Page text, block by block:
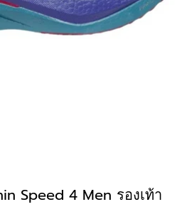
Speed 4 Men รองเท้า